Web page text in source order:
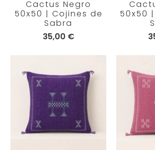
Cactus Negro
50x50 | Cojines de
Sabra
35,00 €
50x50